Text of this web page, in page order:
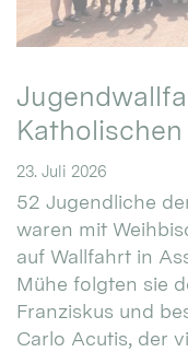
23. Juli 2026
52 Jugendliche
waren mit
auf Wallfahrt in
Mühe folgten sie
Franziskus und
Carlo Acutis, der